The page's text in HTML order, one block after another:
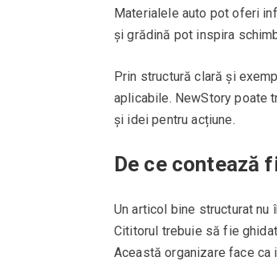
Materialele auto pot oferi
și grădină pot inspira
Prin structură clară și
aplicabile. NewStory poate
și idei pentru acțiune.
De ce contează
Un articol bine structurat nu
Cititorul trebuie să fie
Această organizare face ca